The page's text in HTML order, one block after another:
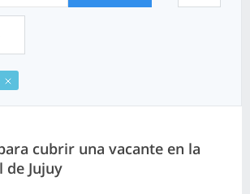
cubrir una vacante en la
de Jujuy